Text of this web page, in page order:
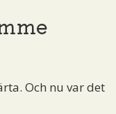
Och nu var det